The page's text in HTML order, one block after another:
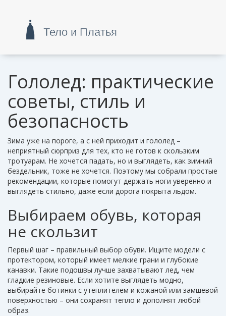
Гололед: практические
советы, стиль и
безопасность
Зима уже на пороге, а с ней приходит и гололед –
неприятный сюрприз для тех, кто не готов к скользким
тротуарам. Не хочется падать, но и выглядеть, как зимний
бездельник, тоже не хочется. Поэтому мы собрали простые
рекомендации, которые помогут держать ноги уверенно и
выглядеть стильно, даже если дорога покрыта льдом.
Выбираем обувь, которая
не скользит
Первый шаг – правильный выбор обуви. Ищите модели с
протектором, который имеет мелкие грани и глубокие
канавки. Такие подошвы лучше захватывают лед, чем
гладкие резиновые. Если хотите выглядеть модно,
выбирайте ботинки с утеплителем и кожаной или замшевой
поверхностью – они сохранят тепло и дополнят любой
образ.